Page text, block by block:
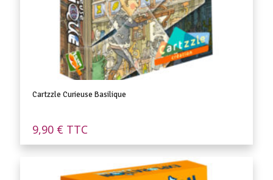
Cartzzle Curieuse Basilique
9,90 € TTC